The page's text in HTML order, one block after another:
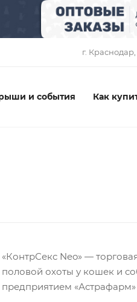
г.
и события Как
«КонтрСекс Neo» —
половой охоты у кошек и
предприятием